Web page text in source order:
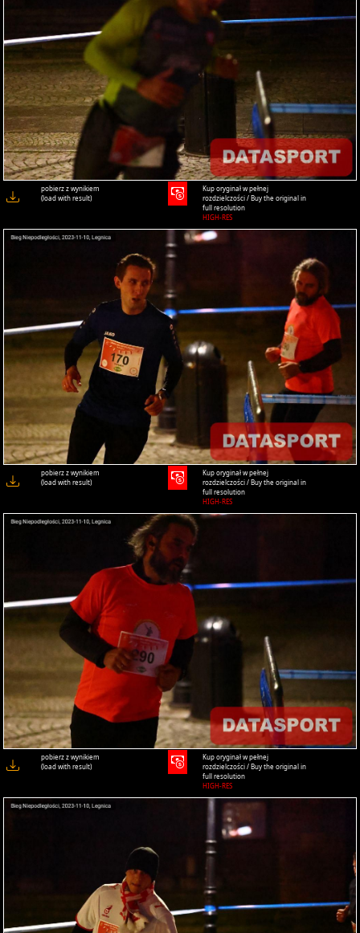
pobierz z wynikiem
(load with result)
Kup oryginał w pełnej
rozdzielczości / Buy the original in
full resolution
HIGH-RES
pobierz z wynikiem
(load with result)
Kup oryginał w pełnej
rozdzielczości / Buy the original in
full resolution
HIGH-RES
pobierz z wynikiem
(load with result)
Kup oryginał w pełnej
rozdzielczości / Buy the original in
full resolution
HIGH-RES